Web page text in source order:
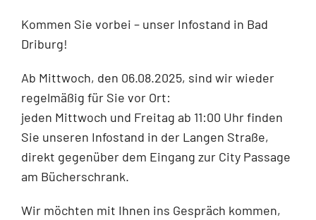
Kommen Sie vorbei – unser Infostand in Bad
Driburg!
Ab Mittwoch, den 06.08.2025, sind wir wieder
regelmäßig für Sie vor Ort:
jeden Mittwoch und Freitag ab 11:00 Uhr finden
Sie unseren Infostand in der Langen Straße,
direkt gegenüber dem Eingang zur City Passage
am Bücherschrank.
Wir möchten mit Ihnen ins Gespräch kommen,